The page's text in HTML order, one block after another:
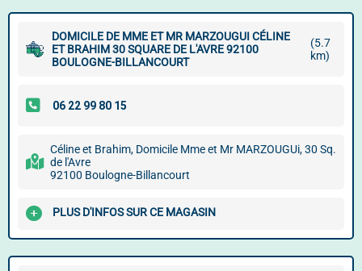
DOMICILE DE MME ET MR MARZOUGUI CÉLINE
ET BRAHIM 30 SQUARE DE L'AVRE 92100
BOULOGNE-BILLANCOURT
(5.7
km)
Céline et Brahim, Domicile Mme et Mr MARZOUGUi, 30 Sq.
de l'Avre
92100 Boulogne-Billancourt
PLUS D'INFOS SUR CE MAGASIN